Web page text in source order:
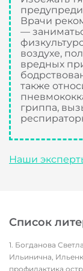
Избежать
Врачи
—
воздухе,
вредных
также
гриппа,
Наши
Список
Богданова
Ильинична,